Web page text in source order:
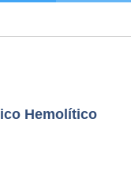
Hemolítico